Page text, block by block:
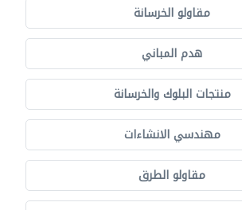
مقاولو الخرسانة
هدم المباني
منتجات البلوك والخرسانة
مهندسي الانشاءات
مقاولو الطرق